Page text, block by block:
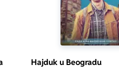
Hajduk u Beogradu